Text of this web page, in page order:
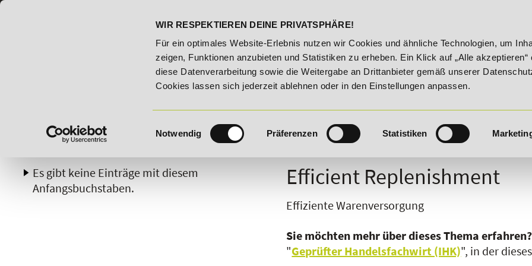
WIR RESPEKTIEREN DEINE PRIVATSPHÄRE!
Für ein optimales Website-Erlebnis nutzen wir Cookies und ähnliche Technologien, um
zeigen, Funktionen anzubieten und Statistiken zu erheben. Ein Klick auf „Alle akzeptieren“
diese Datenverarbeitung sowie die Weitergabe an Drittanbieter gemäß unserer
Cookies lassen sich jederzeit ablehnen oder in den Einstellungen anpassen.
Einwilligungsauswahl
Notwendig Präferenzen Statistiken
20% Rabatt bis 03.09.2026 - Bildungsroute! 20% Rabatt bis 03.09.2026 - Bildungsroute! 20%
B C G H K L O P
Efficient Replenishment
Effiziente Warenversorgung
Sie möchten mehr über dieses Thema erfahren?
"Geprüfter Handelsfachwirt (IHK)", in der
Es gibt keine Einträge mit diesem
Anfangsbuchstaben.